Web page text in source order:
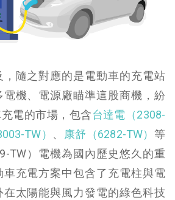
，隨之對應的是電動車的充電站
機、電源廠瞄準這股商機，紛
電的市場，包含台達電（2308-
TW） 、 康舒（6282-TW） 等
TW）電機為國內歷史悠久的重
充電方案中包含了充電柱與電
太陽能與風力發電的綠色科技